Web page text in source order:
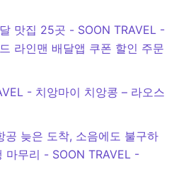
맛집 25곳 - SOON TRAVEL -
라인맨 배달앱 쿠폰 할인 주문
- 치앙마이 치앙콩 – 라오스
공 늦은 도착, 소음에도 불구하
마무리 - SOON TRAVEL -